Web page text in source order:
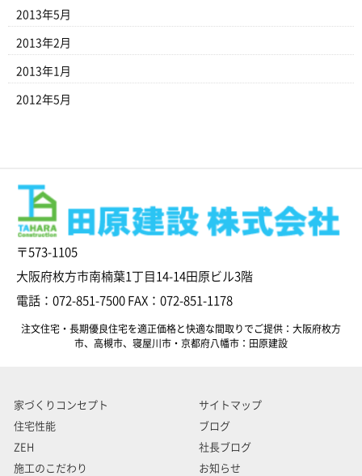
2013年5月
2013年2月
2013年1月
2012年5月
〒573-1105
大阪府枚方市南楠葉1丁目14-14田原ビル3階
電話：072-851-7500 FAX：072-851-1178
注文住宅・長期優良住宅を適正価格と快適な間取りでご提供：大阪府枚方
市、高槻市、寝屋川市・京都府八幡市：田原建設
家づくりコンセプト
住宅性能
ZEH
施工のこだわり
サイトマップ
ブログ
社長ブログ
お知らせ